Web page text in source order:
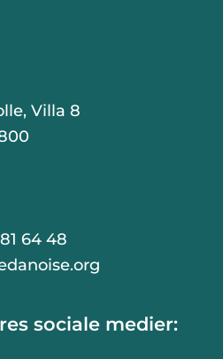
Villa 8
64 48
sociale medier: